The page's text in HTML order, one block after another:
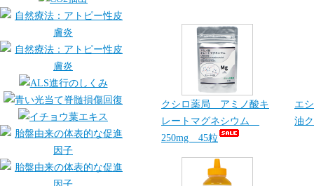
クシロ薬局 アミノ酸キ
レートマグネシウム
250mg 45粒
エ
油